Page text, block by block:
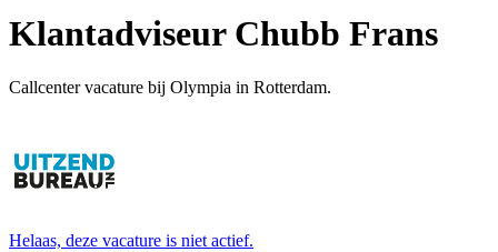
Klantadviseur Chubb Frans
Callcenter vacature bij Olympia in Rotterdam.
Helaas, deze vacature is niet actief.